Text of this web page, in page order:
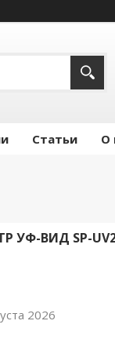
Статьи О
УФ-ВИД SP-
2026